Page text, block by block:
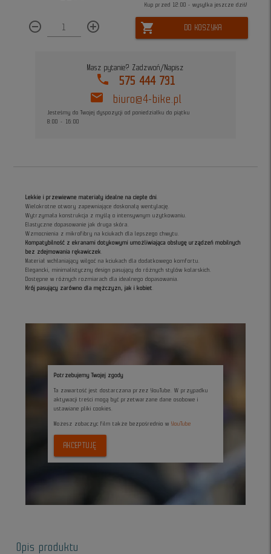
Kup przed 12:00 - wysyłka jeszcze dziś!
remove_circle_outline add_circle_outline shopping_cart DO KOSZYKA
Masz pytanie? Zadzwoń/Napisz
phone 575 444 731
mail biuro@4-bike.pl
Jesteśmy do Twojej dyspozycji od poniedziałku do piątku
8:00 - 16:00
Lekkie i przewiewne materiały idealne na ciepłe dni
Wielokrotne otwory zapewniające doskonałą wentylację.
Wytrzymała konstrukcja z myślą o intensywnym użytkowaniu.
Elastyczne dopasowanie jak druga skóra.
Wzmocnienia z mikrofibry na kciukach dla lepszego chwytu.
Kompatybilność z ekranami dotykowymi umożliwiająca obsługę urządzeń mobilnych
bez zdejmowania rękawiczek
Materiał wchłaniający wilgoć na kciukach dla dodatkowego komfortu.
Elegancki, minimalistyczny design pasujący do różnych stylów kolarskich.
Dostępne w różnych rozmiarach dla idealnego dopasowania.
Krój pasujący zarówno dla mężczyzn, jak i kobiet
Potrzebujemy Twojej zgody
Ta zawartość jest dostarczana przez YouTube. W przypadku
aktywacji treści mogą być przetwarzane dane osobowe i
ustawiane pliki cookies.
Możesz zobaczyc film także bezpośrednio w YouTube
AKCEPTUJĘ
Opis produktu